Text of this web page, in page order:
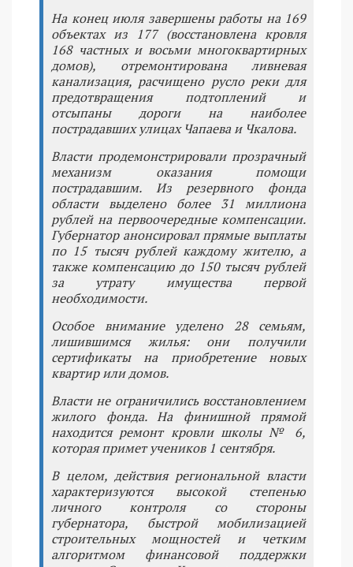
На конец июля завершены работы на 169
объектах из 177 (восстановлена кровля
168 частных и восьми многоквартирных
домов), отремонтирована ливневая
канализация, расчищено русло реки для
предотвращения подтоплений и
отсыпаны дороги на наиболее
пострадавших улицах Чапаева и Чкалова.
Власти продемонстрировали прозрачный
механизм оказания помощи
пострадавшим. Из резервного фонда
области выделено более 31 миллиона
рублей на первоочередные компенсации.
Губернатор анонсировал прямые выплаты
по 15 тысяч рублей каждому жителю, а
также компенсацию до 150 тысяч рублей
за утрату имущества первой
необходимости.
Особое внимание уделено 28 семьям,
лишившимся жилья: они получили
сертификаты на приобретение новых
квартир или домов.
Власти не ограничились восстановлением
жилого фонда. На финишной прямой
находится ремонт кровли школы № 6,
которая примет учеников 1 сентября.
В целом, действия региональной власти
характеризуются высокой степенью
личного контроля со стороны
губернатора, быстрой мобилизацией
строительных мощностей и четким
алгоритмом финансовой поддержки